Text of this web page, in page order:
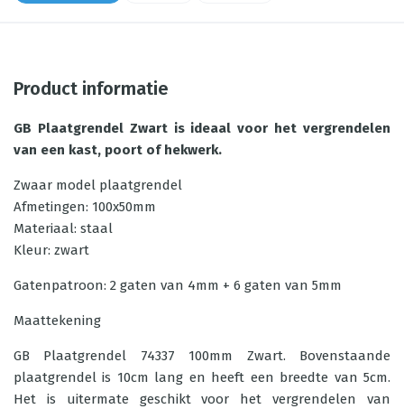
Product informatie
GB Plaatgrendel Zwart is ideaal voor het vergrendelen
van een kast, poort of hekwerk.
Zwaar model plaatgrendel
Afmetingen: 100x50mm
Materiaal: staal
Kleur: zwart
Gatenpatroon: 2 gaten van 4mm + 6 gaten van 5mm
Maattekening
GB Plaatgrendel 74337 100mm Zwart. Bovenstaande
plaatgrendel is 10cm lang en heeft een breedte van 5cm.
Het is uitermate geschikt voor het vergrendelen van